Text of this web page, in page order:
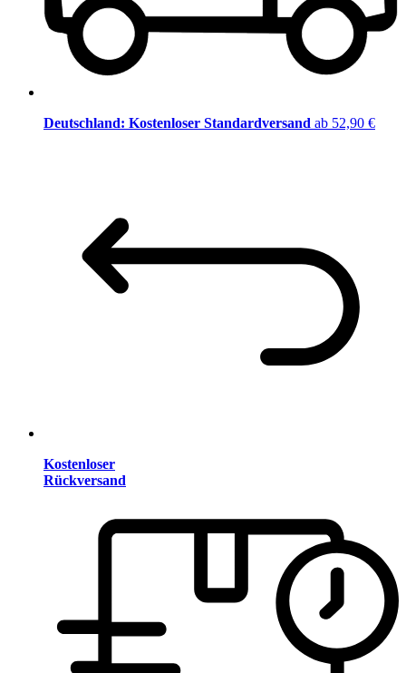
Deutschland: Kostenloser Standardversand ab 52,90 €
Kostenloser
Rückversand